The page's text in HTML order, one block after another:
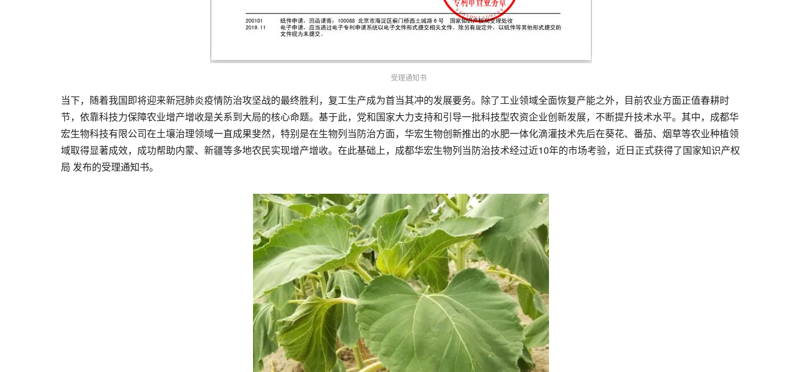
受理通知书
当下，随着我国即将迎来新冠肺炎疫情防治攻坚战的最终胜利，复工生产成为首当其冲的发展要务。除了工业领域全面恢复产能之外，目前农业方面正值春耕时
节，依靠科技力保障农业增产增收是关系到大局的核心命题。基于此，党和国家大力支持和引导一批科技型农资企业创新发展，不断提升技术水平。其中，成都华
宏生物科技有限公司在土壤治理领域一直成果斐然，特别是在生物列当防治方面，华宏生物创新推出的水肥一体化滴灌技术先后在葵花、番茄、烟草等农业种植领
域取得显著成效，成功帮助内蒙、新疆等多地农民实现增产增收。在此基础上，成都华宏生物列当防治技术经过近10年的市场考验，近日正式获得了国家知识产权
局 发布的受理通知书。